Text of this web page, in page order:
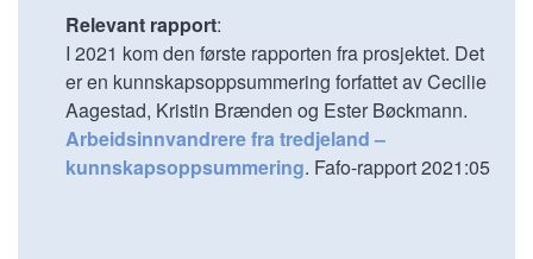
Relevant rapport:
I 2021 kom den første rapporten fra prosjektet. Det
er en kunnskapsoppsummering forfattet av Cecilie
Aagestad, Kristin Brænden og Ester Bøckmann.
Arbeidsinnvandrere fra tredjeland –
kunnskapsoppsummering. Fafo-rapport 2021:05